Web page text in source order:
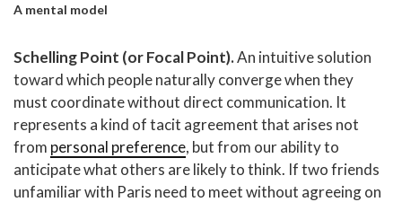
A mental model
Schelling Point (or Focal Point).An intuitive solution
toward which people naturally converge when they
must coordinate without direct communication. It
represents a kind of tacit agreement that arises not
from personal preference, but from our ability to
anticipate what others are likely to think. If two friends
unfamiliar with Paris need to meet without agreeing on